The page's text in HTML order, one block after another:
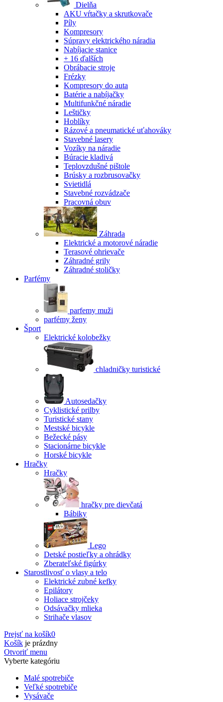
Dielňa
AKU vŕtačky a skrutkovače
Píly
Kompresory
Súpravy elektrického náradia
Nabíjacie stanice
+ 16 ďalších
Obrábacie stroje
Frézky
Kompresory do auta
Batérie a nabíjačky
Multifunkčné náradie
Leštičky
Hoblíky
Rázové a pneumatické uťahováky
Stavebné lasery
Vozíky na náradie
Búracie kladivá
Teplovzdušné pištole
Brúsky a rozbrusovačky
Svietidlá
Stavebné rozvádzače
Pracovná obuv
Záhrada
Elektrické a motorové náradie
Terasové ohrievače
Záhradné grily
Záhradné stoličky
Parfémy
parfemy muži
parfémy ženy
Šport
Elektrické kolobežky
chladničky turistické
Autosedačky
Cyklistické prilby
Turistické stany
Mestské bicykle
Bežecké pásy
Stacionárne bicykle
Horské bicykle
Hračky
Hračky
hračky pre dievčatá
Bábiky
Lego
Detské postieľky a ohrádky
Zberateľské figúrky
Starostlivosť o vlasy a telo
Elektrické zubné kefky
Epilátory
Holiace strojčeky
Odsávačky mlieka
Strihače vlasov
Prejsť na košík0
Košík je prázdny
Otvoriť menu
Vyberte kategóriu
Malé spotrebiče
Veľké spotrebiče
Vysávače